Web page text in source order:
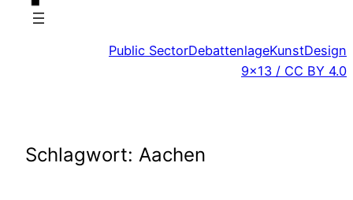
Public SectorDebattenlageKunstDesign
9×13 / CC BY 4.0
Schlagwort: Aachen